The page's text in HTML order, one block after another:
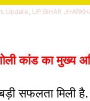
Update, UP BIHAR
का मुख्य
सफलता मिली